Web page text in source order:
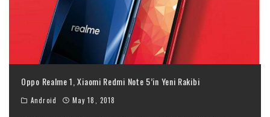
Oppo Realme 1, Xiaomi Redmi Note 5’in Yeni Rakibi
Android May 18, 2018